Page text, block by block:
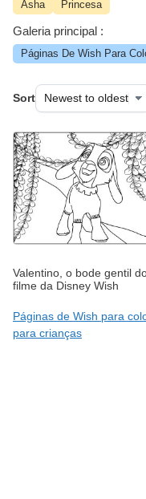
Asha Princesa
Galeria principal :
Páginas De Wish Para
Sort
Valentino, o bode gentil
filme da Disney Wish
Páginas de Wish para
para crianças